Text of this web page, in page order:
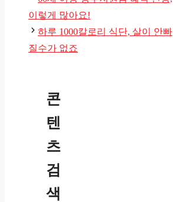
고
리
이렇게 많아요!
하루 1000칼로리 식단, 살이 안빠
질수가 없죠
콘
텐
츠
검
색